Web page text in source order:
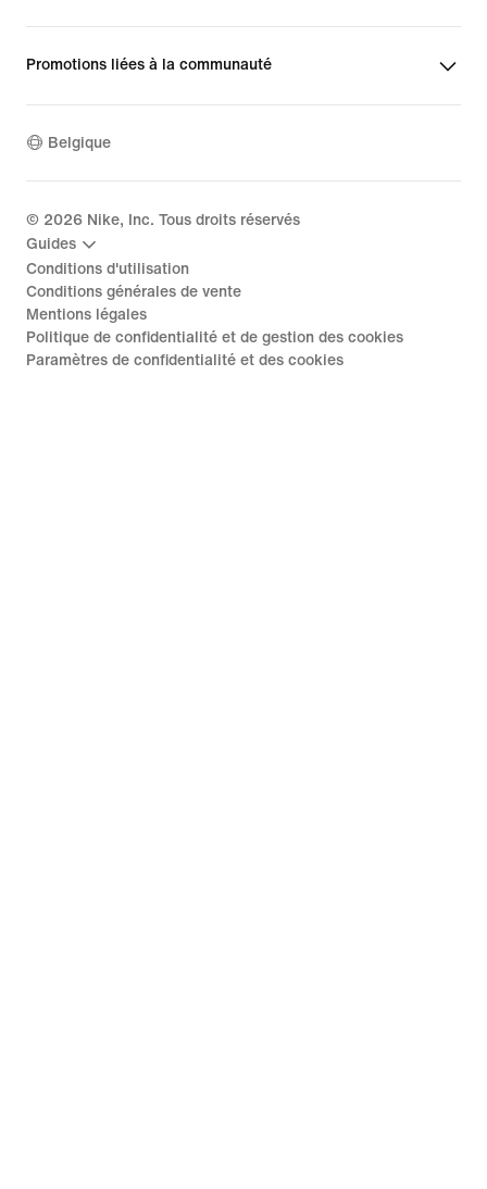
Promotions liées à la communauté
Belgique
© 2026 Nike, Inc. Tous droits réservés
Guides
Conditions d'utilisation
Conditions générales de vente
Mentions légales
Politique de confidentialité et de gestion des cookies
Paramètres de confidentialité et des cookies